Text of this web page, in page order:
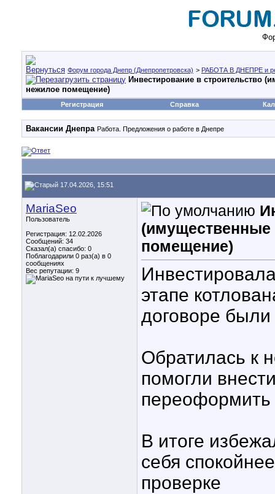
Форум города Днепр (Днепропетровска) > РАБОТА В ДНЕПРЕ и
Инвестирование в строительство
нежилое помещение)
Регистрация Справка
Вакансии Днепра Работа. Предложения о работе в Днепре
17.04.2026, 15:51
MariaSeo
Пользователь
Регистрация: 12.02.2026
Сообщений: 34
Сказал(а) спасибо: 0
Поблагодарили 0 раз(а) в 0
сообщениях
Вес репутации: 9
(имущественные
помещение)
этапе
договоре были
Обратилась к
помогли
В итоге
себя
проверке